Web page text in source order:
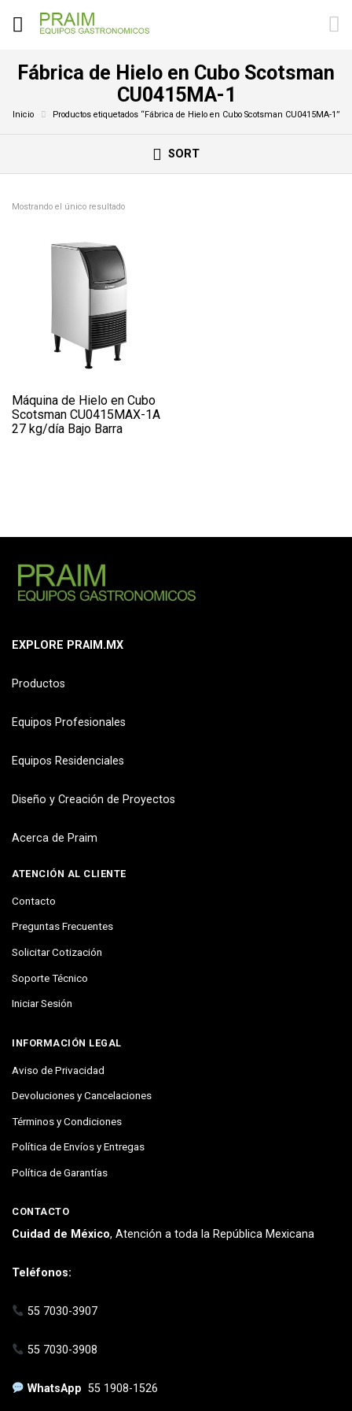
Fábrica de Hielo en Cubo Scotsman
CU0415MA-1
Inicio Productos etiquetados “Fábrica de Hielo en Cubo Scotsman CU0415MA-1”
SORT
Mostrando el único resultado
Máquina de Hielo en Cubo
Scotsman CU0415MAX-1A
27 kg/día Bajo Barra
EXPLORE PRAIM.MX
Productos
Equipos Profesionales
Equipos Residenciales
Diseño y Creación de Proyectos
Acerca de Praim
ATENCIÓN AL CLIENTE
Contacto
Preguntas Frecuentes
Solicitar Cotización
Soporte Técnico
Iniciar Sesión
INFORMACIÓN LEGAL
Aviso de Privacidad
Devoluciones y Cancelaciones
Términos y Condiciones
Política de Envíos y Entregas
Política de Garantías
CONTACTO
Cuidad de México, Atención a toda la República Mexicana
Teléfonos:
55 7030-3907
55 7030-3908
WhatsApp55 1908-1526